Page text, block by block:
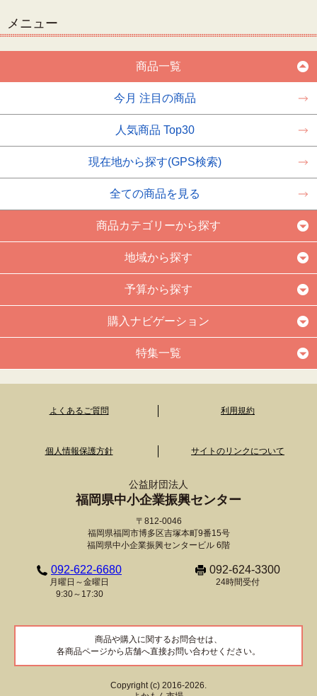
メニュー
商品一覧
今月 注目の商品
人気商品 Top30
現在地から探す(GPS検索)
全ての商品を見る
商品カテゴリーから探す
地域から探す
予算から探す
購入ナビゲーション
特集一覧
よくあるご質問 利用規約
個人情報保護方針 サイトのリンクについて
公益財団法人
福岡県中小企業振興センター
〒812-0046
福岡県福岡市博多区吉塚本町9番15号
福岡県中小企業振興センタービル 6階
092-622-6680
月曜日～金曜日
9:30～17:30
092-624-3300
24時間受付
商品や購入に関するお問合せは、
各商品ページから店舗へ直接お問い合わせください。
Copyright (c) 2016-2026.